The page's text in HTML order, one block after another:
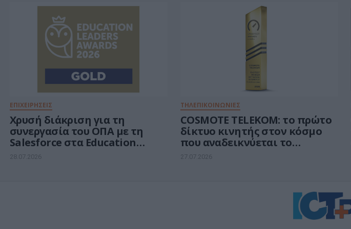
ΕΠΙΧΕΙΡΗΣΕΙΣ
Χρυσή διάκριση για τη
συνεργασία του ΟΠΑ με τη
Salesforce στα Education
Leaders Awards 2026
28.07.2026
ΤΗΛΕΠΙΚΟΙΝΩΝΙΕΣ
COSMOTE TELEKOM: το πρώτο
δίκτυο κινητής στον κόσμο
που αναδεικνύεται το
ταχύτερο επί 10 συνεχόμενα
27.07.2026